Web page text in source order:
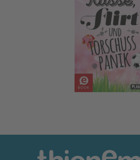
Küsse, Flirt & Torschusspanik